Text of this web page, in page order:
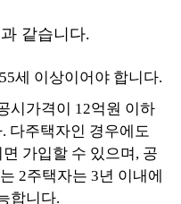
같습니다.
세 이상이어야 합니다.
시가격이 12억원 이하
다주택자인 경우에도
가입할 수 있으며, 공
2주택자는 3년 이내에
합니다.